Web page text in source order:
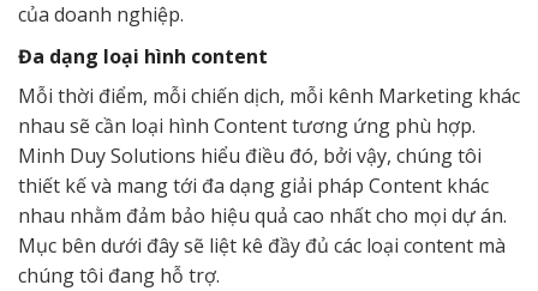
của doanh nghiệp.
Đa dạng loại hình content
Mỗi thời điểm, mỗi chiến dịch, mỗi kênh Marketing khác
nhau sẽ cần loại hình Content tương ứng phù hợp.
Minh Duy Solutions hiểu điều đó, bởi vậy, chúng tôi
thiết kế và mang tới đa dạng giải pháp Content khác
nhau nhằm đảm bảo hiệu quả cao nhất cho mọi dự án.
Mục bên dưới đây sẽ liệt kê đầy đủ các loại content mà
chúng tôi đang hỗ trợ.